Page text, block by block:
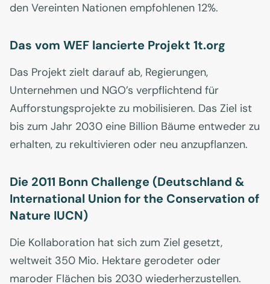
den Vereinten Nationen empfohlenen 12%.
Das vom WEF lancierte Projekt 1t.org
Das Projekt zielt darauf ab, Regierungen,
Unternehmen und NGO’s verpflichtend für
Aufforstungsprojekte zu mobilisieren. Das Ziel ist
bis zum Jahr 2030 eine Billion Bäume entweder zu
erhalten, zu rekultivieren oder neu anzupflanzen.
Die 2011 Bonn Challenge (Deutschland &
International Union for the Conservation of
Nature IUCN)
Die Kollaboration hat sich zum Ziel gesetzt,
weltweit 350 Mio. Hektare gerodeter oder
maroder Flächen bis 2030 wiederherzustellen.